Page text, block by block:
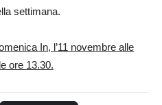
settimana.
In, l’11 novembre alle
ore 13.30.